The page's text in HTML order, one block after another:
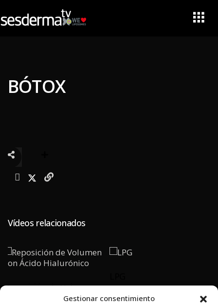
Gestionar consentimiento
BÓTOX
Vídeos relacionados
Reposición de Volumen
con Ácido Hialurónico